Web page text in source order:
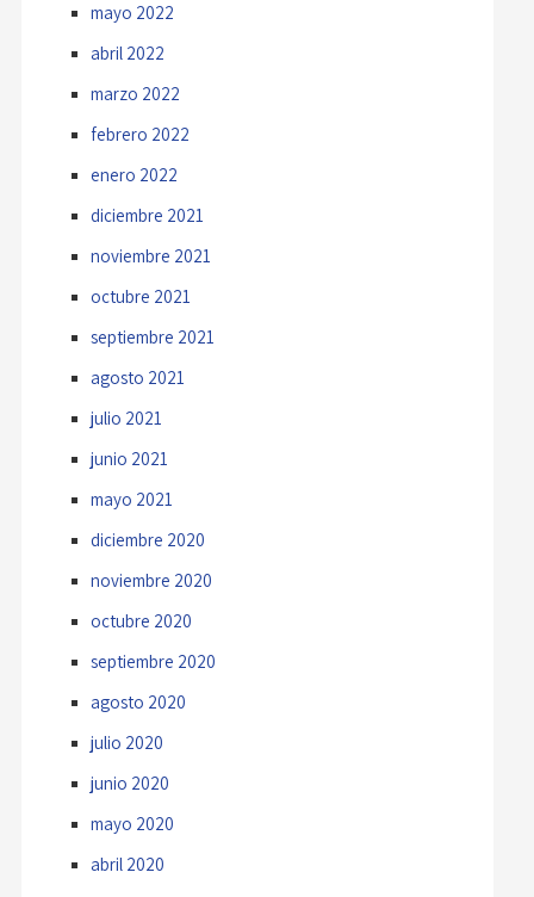
mayo 2022
abril 2022
marzo 2022
febrero 2022
enero 2022
diciembre 2021
noviembre 2021
octubre 2021
septiembre 2021
agosto 2021
julio 2021
junio 2021
mayo 2021
diciembre 2020
noviembre 2020
octubre 2020
septiembre 2020
agosto 2020
julio 2020
junio 2020
mayo 2020
abril 2020